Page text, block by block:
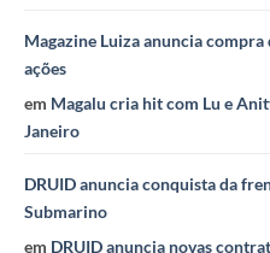
Magazine Luiza anuncia
ações
em Magalu cria hit com Lu e
Janeiro
DRUID anuncia conquista da
Submarino
em DRUID anuncia novas